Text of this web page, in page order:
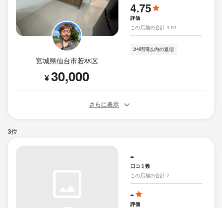
宮城県仙台市若林区
¥30,000
4.75
評価
この店舗の合計 4.91
24時間以内の返信
さらに表示
3位
-
口コミ数
この店舗の合計 7
-
評価